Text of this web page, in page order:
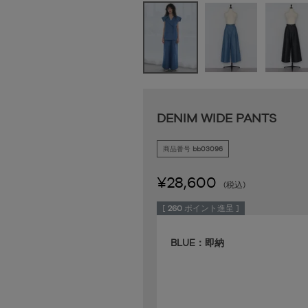
DENIM WIDE PANTS
商品番号 bb03096
¥28,600 税込
[ 260 ポイント進呈 ]
BLUE：即納